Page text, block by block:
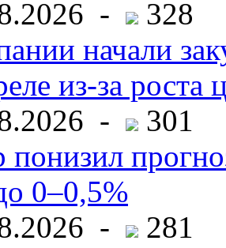
-
328
начали
из-за роста
-
301
понизил
0–0,5%
-
281